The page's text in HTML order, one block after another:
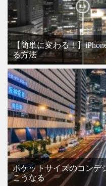
【簡単に変わる！】
る方法
ポケットサイズのコンデ
こうなる